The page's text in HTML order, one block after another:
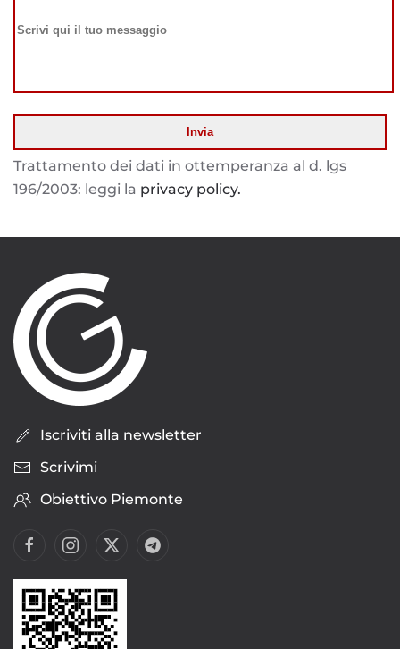
Trattamento dei dati in ottemperanza al d. lgs
196/2003: leggi la privacy policy.
Iscriviti alla newsletter
Scrivimi
Obiettivo Piemonte